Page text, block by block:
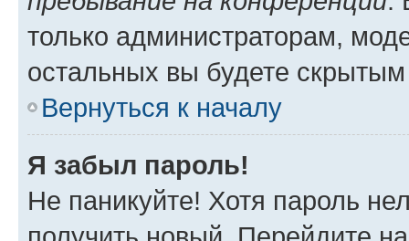
только администраторам,
остальных вы будете
Вернуться к началу
Я забыл пароль!
Не паникуйте! Хотя пароль